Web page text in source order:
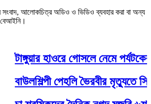
সংবাদ, আলোকচিত্র অডিও ও ভিডিও ব্যবহার করা বা অন্য
টাঙ্গুয়ার হাওরে গোসলে নেমে পর্যটকের
বাউলশিল্পী পেহলি ভৈরবীর মৃত্যুতে